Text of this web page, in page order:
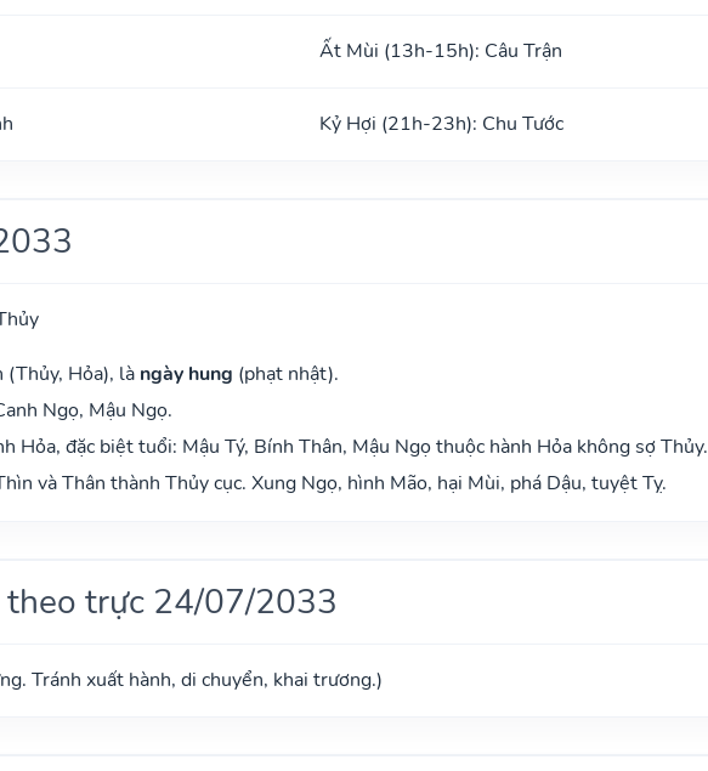
Ất Mùi (13h-15h): Câu Trận
Kỷ Hợi (21h-23h): Chu Tước
(Thủy, Hỏa), là ngày hung (phạt nhật).
Ngọ, Mậu Ngọ.
Hỏa, đặc biệt tuổi: Mậu Tý, Bính Thân, Mậu Ngọ thuộc hành Hỏa không sợ Thủy.
và Thân thành Thủy cục. Xung Ngọ, hình Mão, hại Mùi, phá Dậu, tuyệt Tỵ.
trực 24/07/2033
Tránh xuất hành, di chuyển, khai trương.)